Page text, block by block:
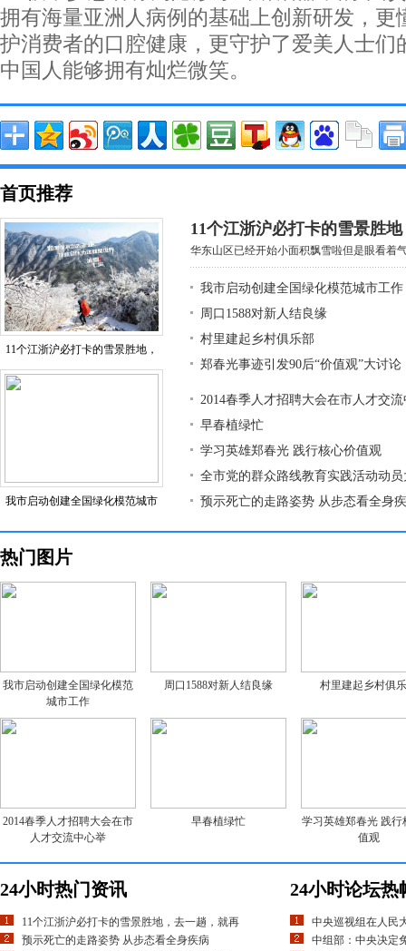
拥有海量亚洲人病例的基础上创新研发，更
护消费者的口腔健康，更守护了爱美人士们
中国人能够拥有灿烂微笑。
首页推荐
11个江浙沪必打卡的雪景胜地，
我市启动创建全国绿化模范城市
11个江浙沪必打卡的雪景胜
华东山区已经开始小面积飘雪啦但是眼看着
我市启动创建全国绿化模范城市工作
周口1588对新人结良缘
村里建起乡村俱乐部
郑春光事迹引发90后“价值观”大讨论
2014春季人才招聘大会在市人才交
早春植绿忙
学习英雄郑春光 践行核心价值观
全市党的群众路线教育实践活动动
预示死亡的走路姿势 从步态看全身
热门图片
我市启动创建全国绿化模范
城市工作
周口1588对新人结良缘 村里建起乡村俱
2014春季人才招聘大会在市
人才交流中心举
早春植绿忙
学习英雄郑春光 践行
值观
24小时热门资讯
11个江浙沪必打卡的雪景胜地，去一趟，就再
预示死亡的走路姿势 从步态看全身疾病
24小时论坛热
中央巡视组在人民
中组部：中央决定